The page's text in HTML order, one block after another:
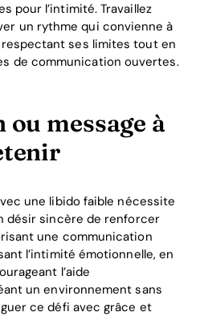
pour l’intimité. Travaillez
un rythme qui convienne à
ses limites tout en
de communication ouvertes.
message à
une libido faible nécessite
désir sincère de renforcer
une communication
l’intimité émotionnelle, en
l’aide
un environnement sans
ce défi avec grâce et